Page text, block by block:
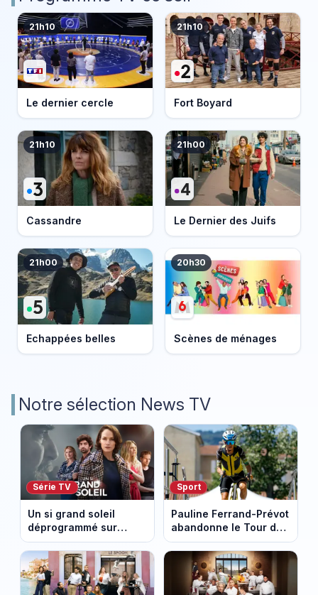
21h10
Le dernier cercle
21h10
Fort Boyard
21h10
Cassandre
21h00
Le Dernier des Juifs
21h00
Echappées belles
20h30
Scènes de ménages
Notre sélection News TV
Série TV
Un si grand soleil
déprogrammé sur
France 3 : cinq
épisodes inédits
diffusés le 13 août
Sport
Pauline Ferrand-Prévot
abandonne le Tour de
France Femmes avant
la 8e étape